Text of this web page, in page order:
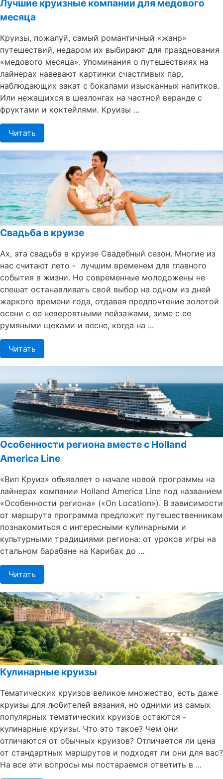
Лучшие круизные компании для медового
месяца
Круизы, пожалуй, самый романтичный «жанр»
путешествий, недаром их выбирают для празднования
«медового месяца». Упоминания о путешествиях на
лайнерах навевают картинки счастливых пар,
наблюдающих закат с бокалами изысканных напитков.
Или нежащихся в шезлонгах на частной веранде с
фруктами и коктейлями. Круизы ...
Читать
Свадьба в круизе
Ах, эта свадьба в круизе Свадебный сезон. Многие из
нас считают лето - лучшим временем для главного
события в жизни. Но современные молодожены не
спешат останавливать свой выбор на одном из дней
жаркого времени года, отдавая предпочтение золотой
осени с ее невероятными пейзажами, зиме с ее
румяными щеками и весне, когда на ...
Читать
Особенности региона вместе с Holland
America Line
«Вип Круиз» объявляет о начале новой программы на
лайнерах компании Holland America Line под названием
«Особенности региона» («On Location»). В зависимости
от маршрута программа предложит путешественникам
познакомиться с интересными кулинарными и
культурными традициями региона: от уроков игры на
стальном барабане на Карибах до ...
Читать
Кулинарные круизы
Тематических круизов великое множество, есть даже
круизы для любителей вязания, но одними из самых
популярных тематических круизов остаются -
кулинарные круизы. Что это такое? Чем они
отличаются от обычных круизов? Отличается ли цена
от стандартных маршрутов и подходят ли они для вас?
На все эти вопросы мы постараемся ответить в ...